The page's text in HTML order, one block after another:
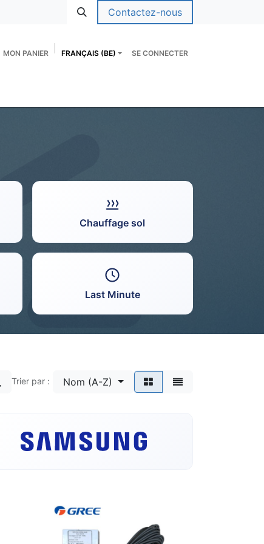
Contactez-nous
MON PANIER FRANÇAIS (BE) SE CONNECTER
Chauffage sol
Last Minute
Trier par : Nom (A-Z)